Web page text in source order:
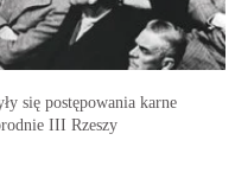
się postępowania karne
III Rzeszy